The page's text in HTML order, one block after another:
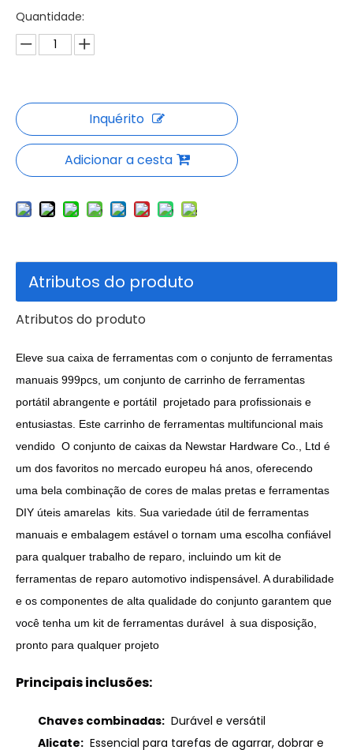
Quantidade:
Inquérito
Adicionar a cesta
Atributos do produto
Atributos do produto
Eleve sua caixa de ferramentas com o conjunto de ferramentas
manuais 999pcs, um conjunto de carrinho de ferramentas
portátil abrangente e portátil projetado para profissionais e
entusiastas. Este carrinho de ferramentas multifuncional mais
vendido O conjunto de caixas da Newstar Hardware Co., Ltd é
um dos favoritos no mercado europeu há anos, oferecendo
uma bela combinação de cores de malas pretas e ferramentas
DIY úteis amarelas kits. Sua variedade útil de ferramentas
manuais e embalagem estável o tornam uma escolha confiável
para qualquer trabalho de reparo, incluindo um kit de
ferramentas de reparo automotivo indispensável. A durabilidade
e os componentes de alta qualidade do conjunto garantem que
você tenha um kit de ferramentas durável à sua disposição,
pronto para qualquer projeto
Principais inclusões:
Chaves combinadas: Durável e versátil
Alicate: Essencial para tarefas de agarrar, dobrar e